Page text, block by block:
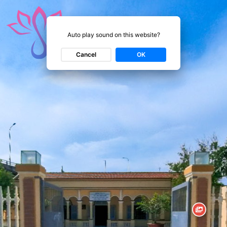
Auto play sound on this website?
Cancel OK
Auto play sound on this website?
Cancel OK